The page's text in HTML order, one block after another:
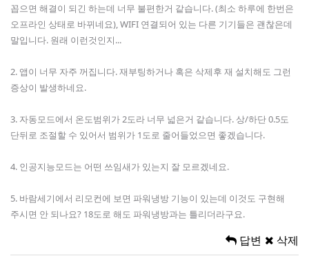
꼽으면 해결이 되긴 하는데 너무 불편한거 같습니다. (최소 하루에 한번은
오프라인 상태로 바뀌네요), WIFI 연결되어 있는 다른 기기들은 괜찮은데
말입니다. 원래 이런것인지...
2. 앱이 너무 자주 꺼집니다. 재부팅하거나 혹은 삭제후 재 설치해도 그런
증상이 발생하네요.
3. 자동모드에서 온도범위가 2도라 너무 넓은거 같습니다. 상/하단 0.5도
단뒤로 조절할 수 있어서 범위가 1도로 줄어들었으면 좋겠습니다.
4. 인공지능모드는 어떤 쓰임새가 있는지 잘 모르겠네요.
5. 바람세기에서 리모컨에 보면 파워냉방 기능이 있는데 이것도 구현해
주시면 안 되나요? 18도로 해도 파워냉방과는 틀리더라구요.
답변 삭제